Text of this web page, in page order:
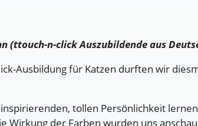
(ttouch-n-click Auszubildende aus
Ausbildung für Katzen durften wir
tollen Persönlichkeit
Wirkung der Farben wurden uns